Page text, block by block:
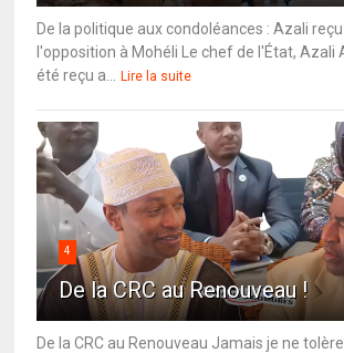
De la politique aux condoléances : Azali
l'opposition à Mohéli Le chef de l'État, Azali
été reçu a...
Lire la suite
4
De la CRC au Renouveau !
De la CRC au Renouveau Jamais je ne